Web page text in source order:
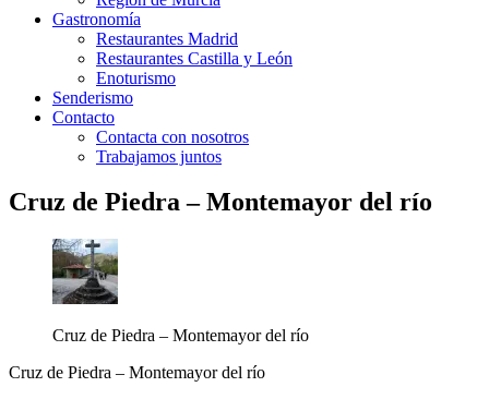
Gastronomía
Restaurantes Madrid
Restaurantes Castilla y León
Enoturismo
Senderismo
Contacto
Contacta con nosotros
Trabajamos juntos
Cruz de Piedra – Montemayor del río
Cruz de Piedra – Montemayor del río
Cruz de Piedra – Montemayor del río